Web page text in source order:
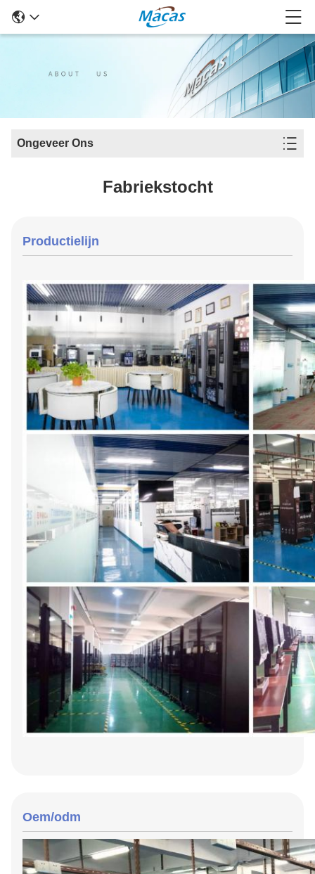
Ongeveer Ons
Fabriekstocht
Productielijn
Oem/odm